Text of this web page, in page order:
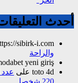
أحدث
sibirk-i.com/
والراحة
yeni giriş
toto 4d على عدد
220 شخصا